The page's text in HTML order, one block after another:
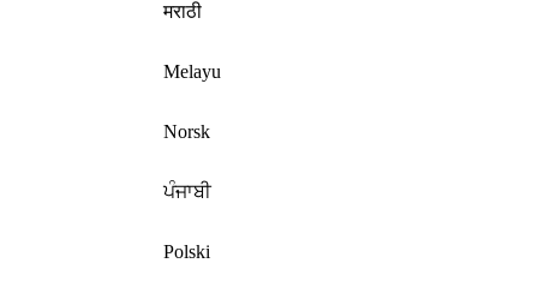
मराठी
Melayu
Norsk
ਪੰਜਾਬੀ
Polski